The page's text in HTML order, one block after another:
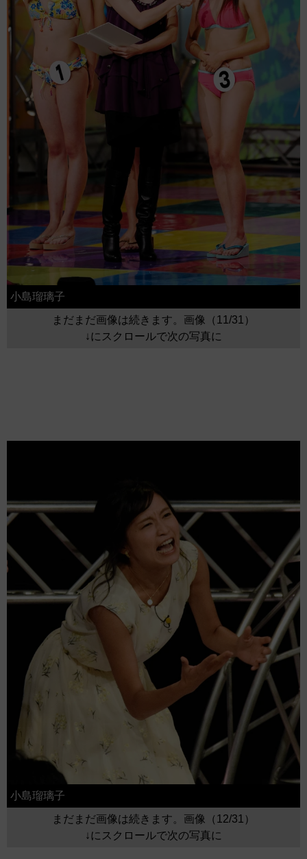
小島瑠璃子
まだまだ画像は続きます。画像（11/31）
↓にスクロールで次の写真に
小島瑠璃子
まだまだ画像は続きます。画像（12/31）
↓にスクロールで次の写真に